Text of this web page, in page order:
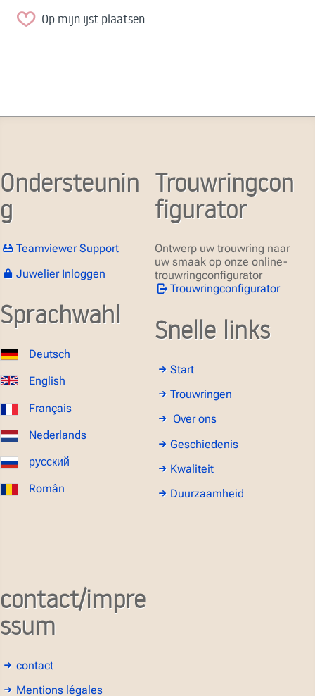
Op mijn ijst plaatsen
Ondersteunin
g
Teamviewer Support
Juwelier Inloggen
Sprachwahl
Deutsch
English
Français
Nederlands
русский
Român
Trouwringcon
figurator
Ontwerp uw trouwring naar
uw smaak op onze online-
trouwringconfigurator
Trouwringconfigurator
Snelle links
Start
Trouwringen
Over ons
Geschiedenis
Kwaliteit
Duurzaamheid
contact/impre
ssum
contact
Mentions légales